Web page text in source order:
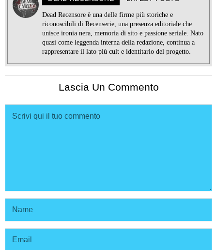
Dead Recensore è una delle firme più storiche e
riconoscibili di Recenserie, una presenza editoriale che
unisce ironia nera, memoria di sito e passione seriale. Nato
quasi come leggenda interna della redazione, continua a
rappresentare il lato più cult e identitario del progetto.
Lascia Un Commento